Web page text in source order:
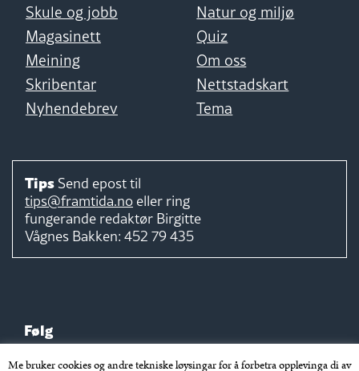
Skule og jobb
Natur og miljø
Magasinett
Quiz
Meining
Om oss
Skribentar
Nettstadskart
Nyhendebrev
Tema
Følg
Tips Send epost til
tips@framtida.no eller ring
fungerande redaktør Birgitte
Vågnes Bakken: 452 79 435
Me bruker cookies og andre tekniske løysingar for å forbetra opplevinga di av